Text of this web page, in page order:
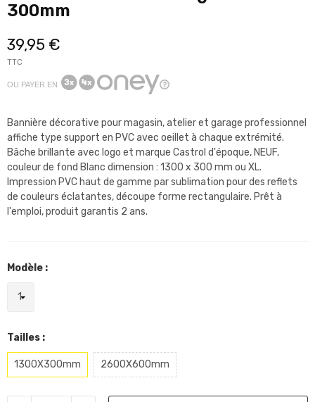
300mm
39,95 €
TTC
OU PAYER EN
Bannière décorative pour magasin, atelier et garage professionnel
affiche type support en PVC avec oeillet à chaque extrémité.
Bâche brillante avec logo et marque Castrol d'époque, NEUF,
couleur de fond Blanc dimension : 1300 x 300 mm ou XL.
Impression PVC haut de gamme par sublimation pour des reflets
de couleurs éclatantes, découpe forme rectangulaire. Prêt à
l'emploi, produit garantis 2 ans.
Modèle :
Tailles :
1300X300mm 2600X600mm